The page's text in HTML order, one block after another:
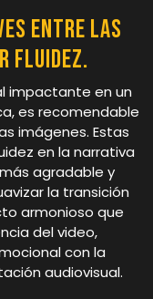
entre las
fluidez.
impactante en un
es recomendable
imágenes. Estas
en la narrativa
agradable y
la transición
armonioso que
del video,
con la
audiovisual.